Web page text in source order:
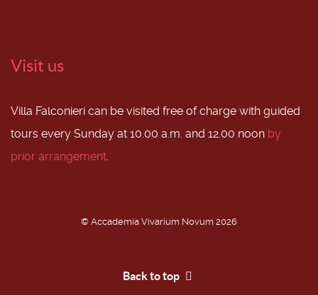
Visit us
Villa Falconieri can be visited free of charge with guided
tours every Sunday at 10.00 a.m. and 12.00 noon by
prior arrangement.
© Accademia Vivarium Novum 2026
Back to top